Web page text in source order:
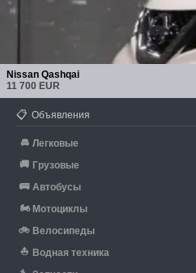
Nissan Qashqai
11 700 EUR
📋 Объявления
🚘 Легковые
🚚 Грузовые
🚌 Автобусы
🏍 Мотоциклы
🚲 Велосипеды
⛵ Водная техника